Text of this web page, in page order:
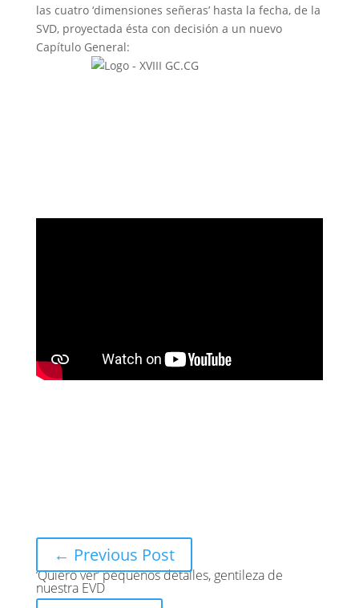
las cuatro ‘dimensiones señeras’ hasta la fecha, de la
SVD, proyectada ésta con decisión a un nuevo
Capítulo General:
← Previous Post
‘Quiero ver’ pequeños detalles, gentileza de
nuestra EVD